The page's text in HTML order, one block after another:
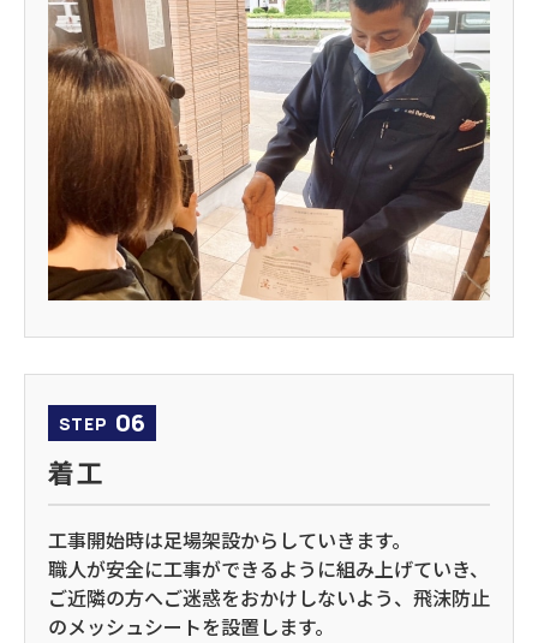
STEP 06
着工
工事開始時は足場架設からしていきます。
職人が安全に工事ができるように組み上げていき、
ご近隣の方へご迷惑をおかけしないよう、飛沫防止
のメッシュシートを設置します。